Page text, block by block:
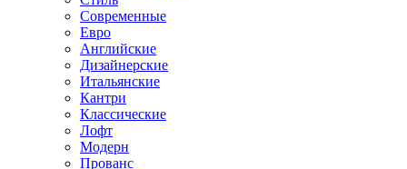
Современные
Евро
Английские
Дизайнерские
Итальянские
Кантри
Классические
Лофт
Модерн
Прованс